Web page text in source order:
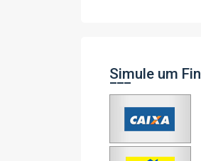
Simule um